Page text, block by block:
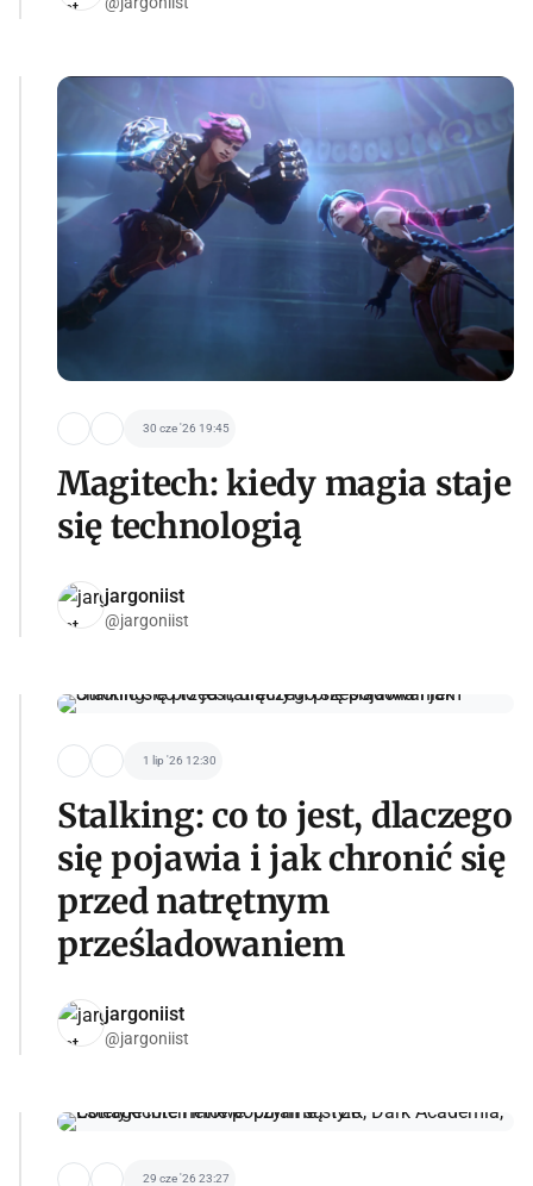
30 cze '26 19:45
Magitech: kiedy magia staje
się technologią
jargoniist
@jargoniist
1 lip '26 12:30
Stalking: co to jest, dlaczego
się pojawia i jak chronić się
przed natrętnym
prześladowaniem
jargoniist
@jargoniist
29 cze '26 23:27